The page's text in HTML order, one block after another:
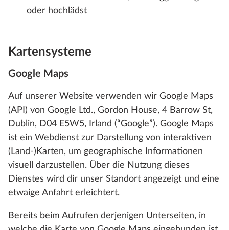
oder hochlädst
Kartensysteme
Google Maps
Auf unserer Website verwenden wir Google Maps
(API) von Google Ltd., Gordon House, 4 Barrow St,
Dublin, D04 E5W5, Irland (“Google”). Google Maps
ist ein Webdienst zur Darstellung von interaktiven
(Land-)Karten, um geographische Informationen
visuell darzustellen. Über die Nutzung dieses
Dienstes wird dir unser Standort angezeigt und eine
etwaige Anfahrt erleichtert.
Bereits beim Aufrufen derjenigen Unterseiten, in